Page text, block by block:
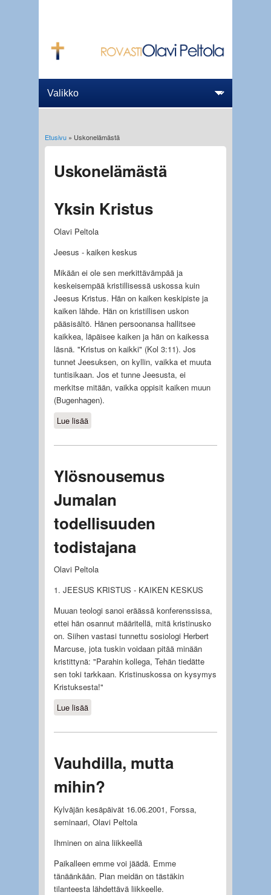
Olet täällä
Etusivu» Uskonelämästä
Uskonelämästä
Yksin Kristus
Olavi Peltola
Jeesus - kaiken keskus
Mikään ei ole sen merkittävämpää ja
keskeisempää kristillisessä uskossa kuin
Jeesus Kristus. Hän on kaiken keskipiste ja
kaiken lähde. Hän on kristillisen uskon
pääsisältö. Hänen persoonansa hallitsee
kaikkea, läpäisee kaiken ja hän on kaikessa
läsnä. "Kristus on kaikki" (Kol 3:11). Jos
tunnet Jeesuksen, on kyllin, vaikka et muuta
tuntisikaan. Jos et tunne Jeesusta, ei
merkitse mitään, vaikka oppisit kaiken muun
(Bugenhagen).
Lue lisääabout Yksin Kristus
Ylösnousemus
Jumalan
todellisuuden
todistajana
Olavi Peltola
1. JEESUS KRISTUS - KAIKEN KESKUS
Muuan teologi sanoi eräässä konferenssissa,
ettei hän osannut määritellä, mitä kristinusko
on. Siihen vastasi tunnettu sosiologi Herbert
Marcuse, jota tuskin voidaan pitää minään
kristittynä: "Parahin kollega, Tehän tiedätte
sen toki tarkkaan. Kristinuskossa on kysymys
Kristuksesta!"
Lue lisääabout Ylösnousemus Jumalan
Vauhdilla, mutta
mihin?
Kylväjän kesäpäivät 16.06.2001, Forssa,
seminaari, Olavi Peltola
Ihminen on aina liikkeellä
Paikalleen emme voi jäädä. Emme
tänäänkään. Pian meidän on tästäkin
tilanteesta lähdettävä liikkeelle.